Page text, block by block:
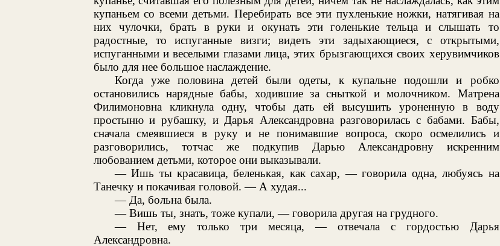
купаньем со всеми детьми. Перебирать все эти пухленькие ножки, натягивая на
них чулочки, брать в руки и окунать эти голенькие тельца и слышать то
радостные, то испуганные визги; видеть эти задыхающиеся, с открытыми,
испуганными и веселыми глазами лица, этих брызгающихся своих херувимчиков
было для нее большое наслаждение.
Когда уже половина детей были одеты, к купальне подошли и робко
остановились нарядные бабы, ходившие за сныткой и молочником. Матрена
Филимоновна кликнула одну, чтобы дать ей высушить уроненную в воду
простыню и рубашку, и Дарья Александровна разговорилась с бабами. Бабы,
сначала смеявшиеся в руку и не понимавшие вопроса, скоро осмелились и
разговорились, тотчас же подкупив Дарью Александровну искренним
любованием детьми, которое они выказывали.
— Ишь ты красавица, беленькая, как сахар, — говорила одна, любуясь на
Танечку и покачивая головой. — А худая...
— Да, больна была.
— Вишь ты, знать, тоже купали, — говорила другая на грудного.
— Нет, ему только три месяца, — отвечала с гордостью Дарья
Александровна.